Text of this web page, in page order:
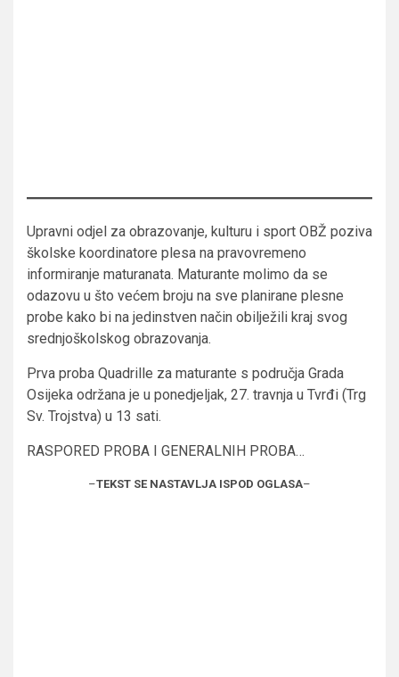
Upravni odjel za obrazovanje, kulturu i sport OBŽ poziva
školske koordinatore plesa na pravovremeno
informiranje maturanata. Maturante molimo da se
odazovu u što većem broju na sve planirane plesne
probe kako bi na jedinstven način obilježili kraj svog
srednjoškolskog obrazovanja.
Prva proba Quadrille za maturante s područja Grada
Osijeka održana je u ponedjeljak, 27. travnja u Tvrđi (Trg
Sv. Trojstva) u 13 sati.
RASPORED PROBA I GENERALNIH PROBA…
–TEKST SE NASTAVLJA ISPOD OGLASA–